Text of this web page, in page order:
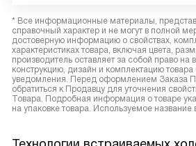
* Все информационные материалы,
справочный характер и не могут в полной
достоверную информацию о свойствах,
характеристиках товара, включая цвета,
производитель оставляет за собой право на
конструкцию, дизайн и комплектацию товара
уведомления. Перед оформлением Заказа
обратиться к Продавцу для уточнения
Товара. Подробная информация о товаре
на упаковке товара. Используемое название